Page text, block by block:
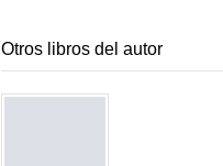
Otros libros del autor